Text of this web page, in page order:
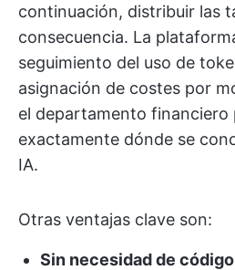
continuación, distribuir las
consecuencia. La
seguimiento del uso de
asignación de costes por
el departamento financiero
exactamente dónde se
IA.
Otras ventajas clave son:
Sin necesidad de